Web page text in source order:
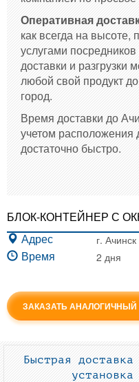
Оперативная
как всегда на
услугами
доставки и разгрузки
любой свой продукт
город.
Время доставки до
учетом расположения
достаточно быстро.
БЛОК-КОНТЕЙНЕР С
Адрес г. Ачинск
Время 2 дня
ЗАКАЗАТЬ АНАЛОГИЧНЫЙ
Быстрая